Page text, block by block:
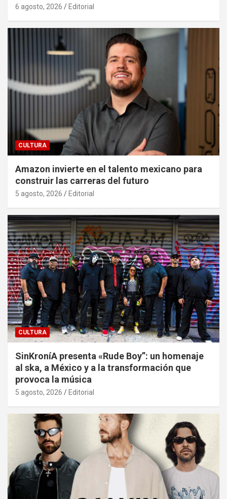
6 agosto, 2026 Editorial
CULTURA
Amazon invierte en el talento mexicano para
construir las carreras del futuro
5 agosto, 2026 Editorial
CULTURA
SinKroníA presenta «Rude Boy”: un homenaje
al ska, a México y a la transformación que
provoca la música
5 agosto, 2026 Editorial